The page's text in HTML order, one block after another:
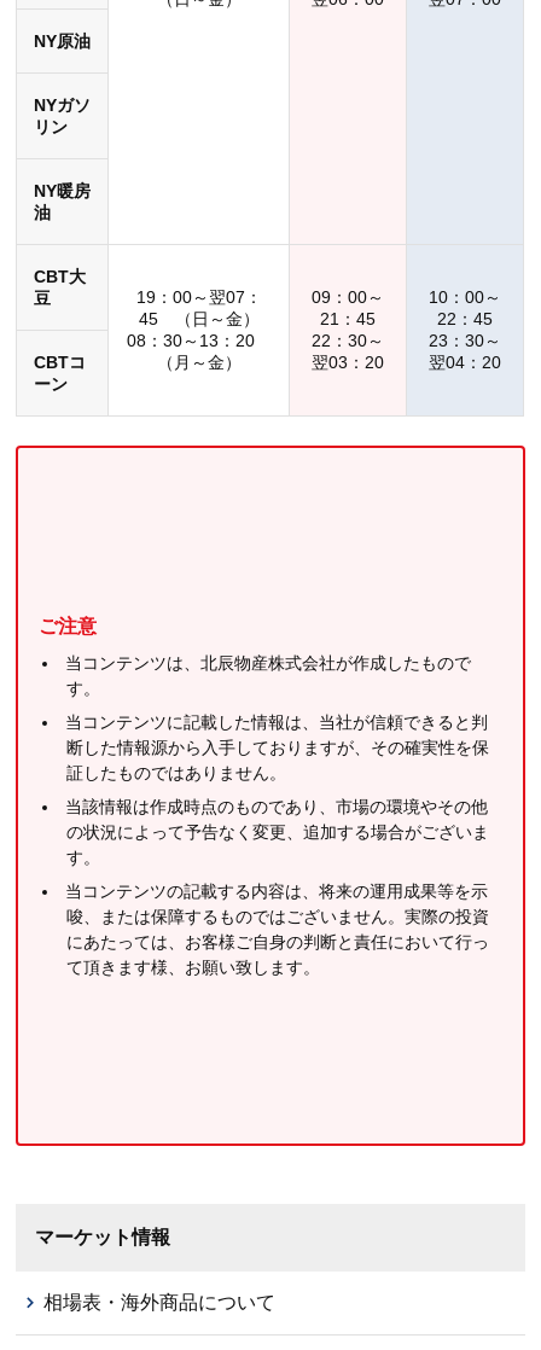
NY原油
NYガソ
リン
NY暖房
油
CBT大
豆
19：00～翌07：
45 （日～金）
08：30～13：20
（月～金）
09：00～
21：45
22：30～
翌03：20
10：00～
22：45
23：30～
翌04：20
CBTコ
ーン
ご注意
当コンテンツは、北辰物産株式会社が作成したもので
す。
当コンテンツに記載した情報は、当社が信頼できると判
断した情報源から入手しておりますが、その確実性を保
証したものではありません。
当該情報は作成時点のものであり、市場の環境やその他
の状況によって予告なく変更、追加する場合がございま
す。
当コンテンツの記載する内容は、将来の運用成果等を示
唆、または保障するものではございません。実際の投資
にあたっては、お客様ご自身の判断と責任において行っ
て頂きます様、お願い致します。
マーケット情報
相場表・海外商品について